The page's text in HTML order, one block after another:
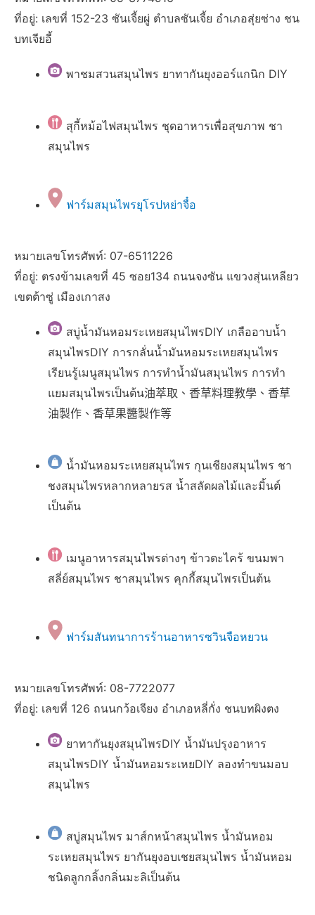
ที่อยู่: เลขที่ 152-23 ซันเจี้ยผู่ ตำบลซันเจี้ย อำเภอสุ่ยซ่าง ชน
บทเจียอี้
พาชมสวนสมุนไพร ยาทากันยุงออร์แกนิก DIY
สุกี้หม้อไฟสมุนไพร ชุดอาหารเพื่อสุขภาพ ชา
สมุนไพร
ฟาร์มสมุนไพรยุโรปหย่าจื๋อ
หมายเลขโทรศัพท์: 07-6511226
ที่อยู่: ตรงข้ามเลขที่ 45 ซอย134 ถนนจงซัน แขวงสุ่นเหลียว
เขตต้าซู่ เมืองเกาสง
สบู่น้ำมันหอมระเหยสมุนไพรDIY เกลืออาบน้ำ
สมุนไพรDIY การกลั่นน้ำมันหอมระเหยสมุนไพร
เรียนรู้เมนูสมุนไพร การทำน้ำมันสมุนไพร การทำ
แยมสมุนไพรเป็นต้น油萃取、香草料理教學、香草
油製作、香草果醬製作等
น้ำมันหอมระเหยสมุนไพร กุนเชียงสมุนไพร ชา
ชงสมุนไพรหลากหลายรส น้ำสลัดผลไม้และมิ้นต์
เป็นต้น
เมนูอาหารสมุนไพรต่างๆ ข้าวตะไคร้ ขนมพา
สลี่ย์สมุนไพร ชาสมุนไพร คุกกี้สมุนไพรเป็นต้น
ฟาร์มสันทนาการร้านอาหารซวินจือหยวน
หมายเลขโทรศัพท์: 08-7722077
ที่อยู่: เลขที่ 126 ถนนกว้อเจียง อำเภอหลี่กั่ง ชนบทผิงตง
ยาทากันยุงสมุนไพรDIY น้ำมันปรุงอาหาร
สมุนไพรDIY น้ำมันหอมระเหยDIY ลองทำขนมอบ
สมุนไพร
สบู่สมุนไพร มาส์กหน้าสมุนไพร น้ำมันหอม
ระเหยสมุนไพร ยากันยุงอบเชยสมุนไพร น้ำมันหอม
ชนิดลูกกลิ้งกลิ่นมะลิเป็นต้น